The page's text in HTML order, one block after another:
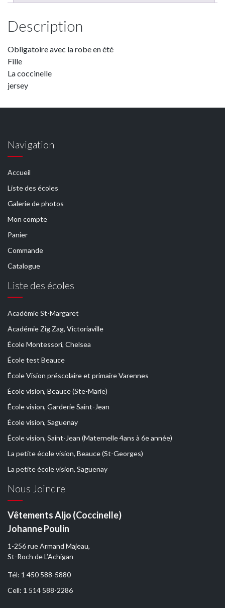
Description
Obligatoire avec la robe en été
Fille
La coccinelle
jersey
Navigation
Accueil
Liste des écoles
Galerie de photos
Mon compte
Panier
Commande
Catalogue
Liste des écoles
Académie St-Margaret
Académie Zig Zag, Victoriaville
École Montessori, Chelsea
École test Beauce
École Vision préscolaire et primaire Varennes
École vision, Beauce (Ste-Marie)
École vision, Garderie Saint-Jean
École vision, Saguenay
École vision, Saint-Jean (Maternelle 4ans à 6e année)
La petite école vision, Beauce (St-Georges)
La petite école vision, Saguenay
Nous Joindre
Vêtements Aljo (Coccinelle)
Johanne Poulin
1-256 rue Armand Majeau,
St-Roch de L’Achigan
Tél: 1 450 588-5880
Cell: 1 514 588-2286